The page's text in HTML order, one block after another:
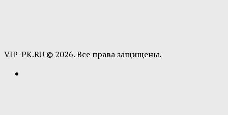
VIP-PK.RU © 2026. Все права защищены.